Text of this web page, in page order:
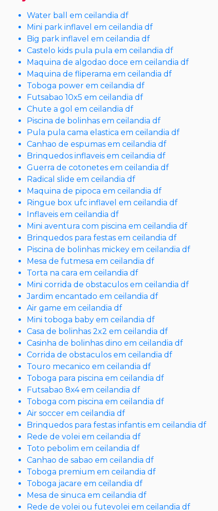
Water ball em ceilandia df
Mini park inflavel em ceilandia df
Big park inflavel em ceilandia df
Castelo kids pula pula em ceilandia df
Maquina de algodao doce em ceilandia df
Maquina de fliperama em ceilandia df
Toboga power em ceilandia df
Futsabao 10x5 em ceilandia df
Chute a gol em ceilandia df
Piscina de bolinhas em ceilandia df
Pula pula cama elastica em ceilandia df
Canhao de espumas em ceilandia df
Brinquedos inflaveis em ceilandia df
Guerra de cotonetes em ceilandia df
Radical slide em ceilandia df
Maquina de pipoca em ceilandia df
Ringue box ufc inflavel em ceilandia df
Inflaveis em ceilandia df
Mini aventura com piscina em ceilandia df
Brinquedos para festas em ceilandia df
Piscina de bolinhas mickey em ceilandia df
Mesa de futmesa em ceilandia df
Torta na cara em ceilandia df
Mini corrida de obstaculos em ceilandia df
Jardim encantado em ceilandia df
Air game em ceilandia df
Mini toboga baby em ceilandia df
Casa de bolinhas 2x2 em ceilandia df
Casinha de bolinhas dino em ceilandia df
Corrida de obstaculos em ceilandia df
Touro mecanico em ceilandia df
Toboga para piscina em ceilandia df
Futsabao 8x4 em ceilandia df
Toboga com piscina em ceilandia df
Air soccer em ceilandia df
Brinquedos para festas infantis em ceilandia df
Rede de volei em ceilandia df
Toto pebolim em ceilandia df
Canhao de sabao em ceilandia df
Toboga premium em ceilandia df
Toboga jacare em ceilandia df
Mesa de sinuca em ceilandia df
Rede de volei ou futevolei em ceilandia df